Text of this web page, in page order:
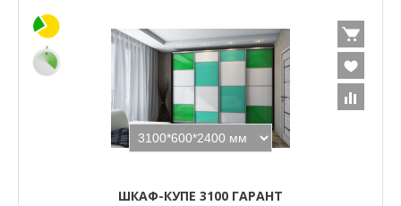
ШКАФ-КУПЕ 3100 ГАРАНТ